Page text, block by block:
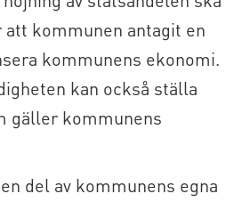
att kommunen antagit en
kommunens ekonomi.
kan också ställa
gäller kommunens
del av kommunens egna